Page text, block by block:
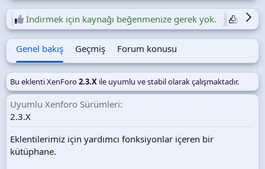
r
u
l
m
a
r
i
İndirmek için kaynağı beğenmenize gerek yok.
Genel bakış Geçmiş Forum konusu
Bu eklenti XenForo2.3.X ile uyumlu ve stabil olarak çalışmaktadır.
Uyumlu Xenforo Sürümleri
2.3.X
Eklentilerimiz için yardımcı fonksiyonlar içeren bir
kütüphane.